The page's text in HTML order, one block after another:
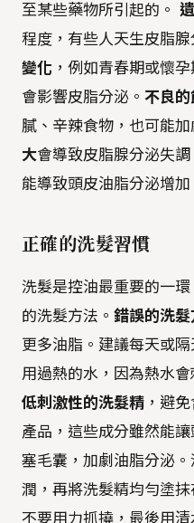
至某些藥物所引起的。
程度，有些人天生皮脂腺
變化 ，例如青春期或懷
會影響皮脂分泌。 不良
膩、辛辣食物，也可能加
大會導致皮脂腺分泌失調
能導致頭皮油脂分泌增加
正確的洗髮習慣
洗髮是控油最重要的一
的洗髮方法。 錯誤的洗髮
更多油脂。建議每天或
用過熱的水，因為熱水
低刺激性的洗髮精 ，避
產品，這些成分雖然能
塞毛囊，加劇油脂分泌
潤，再將洗髮精均勻塗
不要用力抓撓，最後用